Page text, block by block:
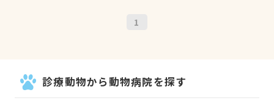
1
診療動物から動物病院を探す